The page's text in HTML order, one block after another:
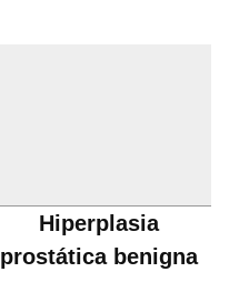
Hiperplasia
prostática benigna